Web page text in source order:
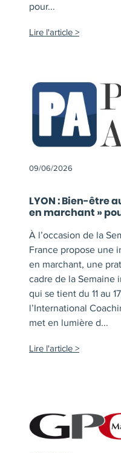
pour...
Lire l'article
09/06/2026
LYON : Bien-être
en marchant »
À l’occasion de la
France propose une
en marchant, une
cadre de la Semaine
qui se tient du 11 au
l’International
met en lumière d...
Lire l'article